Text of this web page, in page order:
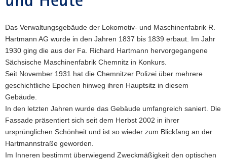
g
e
i
f
e
n
d
e
N
a
v
i
g
t
i
o
n
to
m
a
t
i
o
n
e
c
h
Das Verwaltungsgebäude der Lokomotiv- und Maschinenfabrik R.
Hartmann AG wurde in den Jahren 1837 bis 1839 erbaut. Im Jahr
1930 ging die aus der Fa. Richard Hartmann hervorgegangene
Sächsische Maschinenfabrik Chemnitz in Konkurs.
Seit November 1931 hat die Chemnitzer Polizei über mehrere
geschichtliche Epochen hinweg ihren Hauptsitz in diesem
Gebäude.
In den letzten Jahren wurde das Gebäude umfangreich saniert. Die
Fassade präsentiert sich seit dem Herbst 2002 in ihrer
ursprünglichen Schönheit und ist so wieder zum Blickfang an der
Hartmannstraße geworden.
Im Inneren bestimmt überwiegend Zweckmäßigkeit den optischen